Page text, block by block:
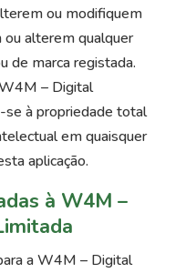
ou modifiquem
alterem qualquer
de marca registada.
– Digital
se à propriedade total
em quaisquer
aplicação.
à W4M –
a W4M – Digital